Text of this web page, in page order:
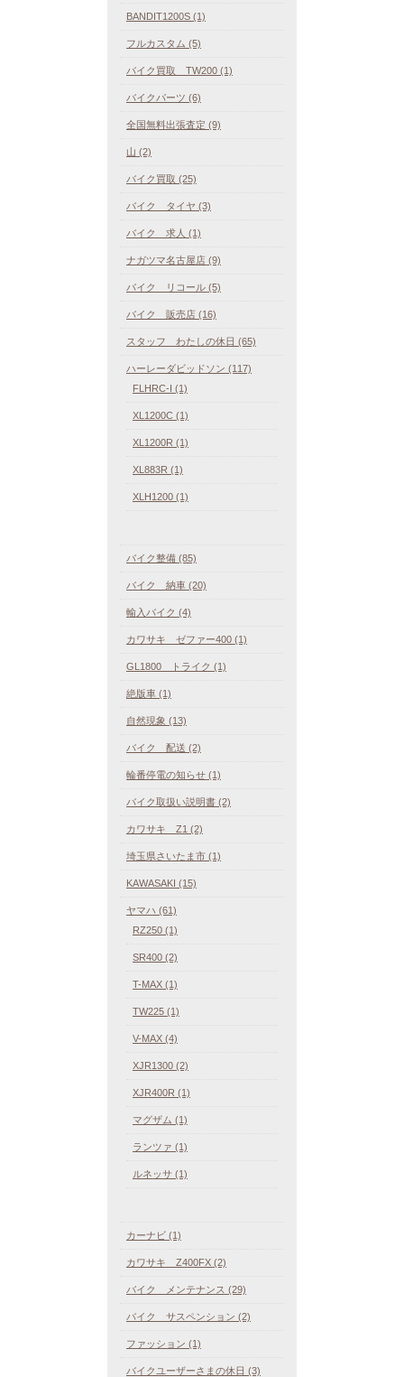
BANDIT1200S (1)
フルカスタム (5)
バイク買取 TW200 (1)
バイクパーツ (6)
全国無料出張査定 (9)
山 (2)
バイク買取 (25)
バイク タイヤ (3)
バイク 求人 (1)
ナガツマ名古屋店 (9)
バイク リコール (5)
バイク 販売店 (16)
スタッフ わたしの休日 (65)
ハーレーダビッドソン (117)
FLHRC-I (1)
XL1200C (1)
XL1200R (1)
XL883R (1)
XLH1200 (1)
バイク整備 (85)
バイク 納車 (20)
輸入バイク (4)
カワサキ ゼファー400 (1)
GL1800 トライク (1)
絶版車 (1)
自然現象 (13)
バイク 配送 (2)
輪番停電の知らせ (1)
バイク取扱い説明書 (2)
カワサキ Z1 (2)
埼玉県さいたま市 (1)
KAWASAKI (15)
ヤマハ (61)
RZ250 (1)
SR400 (2)
T-MAX (1)
TW225 (1)
V-MAX (4)
XJR1300 (2)
XJR400R (1)
マグザム (1)
ランツァ (1)
ルネッサ (1)
カーナビ (1)
カワサキ Z400FX (2)
バイク メンテナンス (29)
バイク サスペンション (2)
ファッション (1)
バイクユーザーさまの休日 (3)